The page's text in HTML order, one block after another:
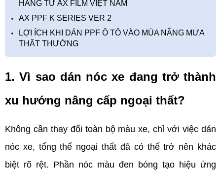
HÃNG TỪ AX FILM VIỆT NAM
AX PPF K SERIES VER 2
LỢI ÍCH KHI DÁN PPF Ô TÔ VÀO MÙA NẮNG MƯA
THẤT THƯỜNG
1. Vì sao dán nóc xe đang trở thành
xu hướng nâng cấp ngoại thất?
Không cần thay đổi toàn bộ màu xe, chỉ với việc dán
nóc xe, tổng thể ngoại thất đã có thể trở nên khác
biệt rõ rệt. Phần nóc màu đen bóng tạo hiệu ứng